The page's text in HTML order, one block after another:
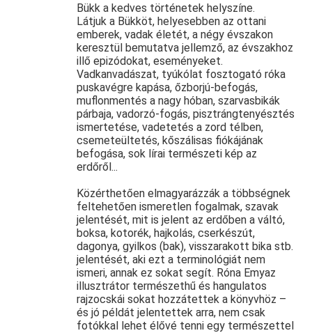
Bükk a kedves történetek helyszíne.
Látjuk a Bükköt, helyesebben az ottani
emberek, vadak életét, a négy évszakon
keresztül bemutatva jellemző, az évszakhoz
illő epizódokat, eseményeket.
Vadkanvadászat, tyúkólat fosztogató róka
puskavégre kapása, őzborjú-befogás,
muflonmentés a nagy hóban, szarvasbikák
párbaja, vadorzó-fogás, pisztrángtenyésztés
ismertetése, vadetetés a zord télben,
csemeteültetés, kőszálisas fiókájának
befogása, sok lírai természeti kép az
erdőről...
Közérthetően elmagyarázzák a többségnek
feltehetően ismeretlen fogalmak, szavak
jelentését, mit is jelent az erdőben a váltó,
boksa, kotorék, hajkolás, cserkészút,
dagonya, gyilkos (bak), visszarakott bika stb.
jelentését, aki ezt a terminológiát nem
ismeri, annak ez sokat segít. Róna Emyaz
illusztrátor természethű és hangulatos
rajzocskái sokat hozzátettek a könyvhöz –
és jó példát jelentettek arra, nem csak
fotókkal lehet élővé tenni egy természettel